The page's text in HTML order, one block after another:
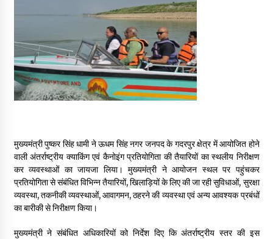
May 14, 2022
Thought Of The Day 13 May
May 13, 2022
Thought Of The Day 11 May
May 11, 2022
May 10, 2022
मुख्यमंत्री पुष्कर सिंह धामी ने ऊधम सिंह नगर जनपद के गदरपुर क्षेत्र में आयोजित होने
वाली अंतर्राष्ट्रीय क्याकिंग एवं कैनोइंग प्रतियोगिता की तैयारियों का स्थलीय निरीक्षण
कर व्यवस्थाओं का जायजा लिया। मुख्यमंत्री ने आयोजन स्थल पर पहुंचकर
प्रतियोगिता से संबंधित विभिन्न तैयारियों, खिलाड़ियों के लिए की जा रही सुविधाओं, सुरक्षा
व्यवस्था, तकनीकी व्यवस्थाओं, आवागमन, ठहरने की व्यवस्था एवं अन्य आवश्यक प्रबंधों
का बारीकी से निरीक्षण किया।
मुख्यमंत्री ने संबंधित अधिकारियों को निर्देश दिए कि अंतर्राष्ट्रीय स्तर की इस